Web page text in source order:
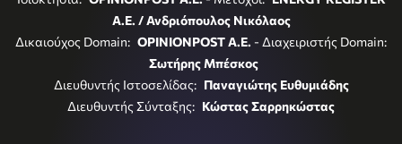
Α.Ε. / Ανδριόπουλος Νικόλαος
Δικαιούχος Domain: OPINIONPOST A.E. - Διαχειριστής Domain:
Σωτήρης Μπέσκος
Διευθυντής Ιστοσελίδας: Παναγιώτης Ευθυμιάδης
Διευθυντής Σύνταξης: Κώστας Σαρρηκώστας